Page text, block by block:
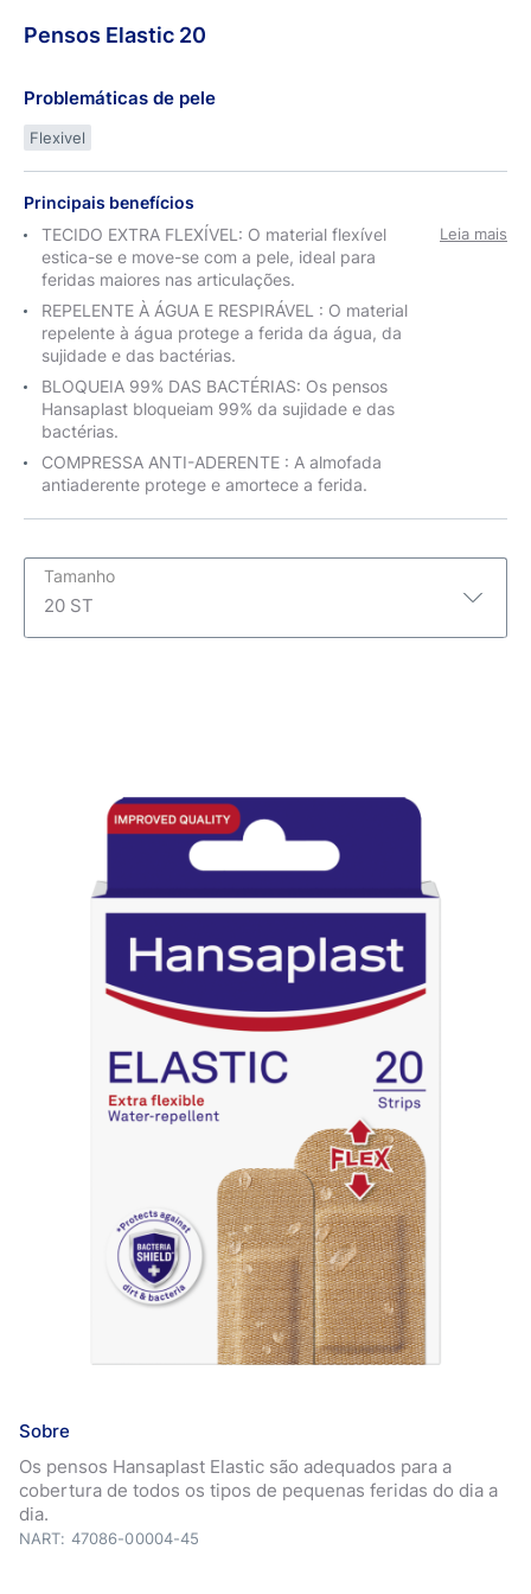
Pensos Elastic 20
Problemáticas de pele
Flexivel
Principais benefícios
TECIDO EXTRA FLEXÍVEL: O material flexível
estica-se e move-se com a pele, ideal para
feridas maiores nas articulações.
REPELENTE À ÁGUA E RESPIRÁVEL : O material
repelente à água protege a ferida da água, da
sujidade e das bactérias.
BLOQUEIA 99% DAS BACTÉRIAS: Os pensos
Hansaplast bloqueiam 99% da sujidade e das
bactérias.
COMPRESSA ANTI-ADERENTE : A almofada
antiaderente protege e amortece a ferida.
Leia mais
Tamanho
20 ST
Sobre
Os pensos Hansaplast Elastic são adequados para a
cobertura de todos os tipos de pequenas feridas do dia a
dia.
NART: 47086-00004-45